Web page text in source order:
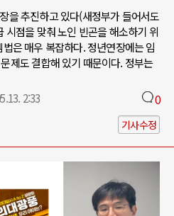
을 추진하고 있다(새정부가 들어서도
시점을 맞춰 노인 빈곤을 해소하기 위
은 매우 복잡하다. 정년연장에는 임
제도 결합해 있기 때문이다. 정부는
2:33 0
기사수정